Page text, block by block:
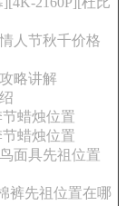
人节秋千价格
略讲解
蜡烛位置
蜡烛位置
面具先祖位置
裤先祖位置在哪